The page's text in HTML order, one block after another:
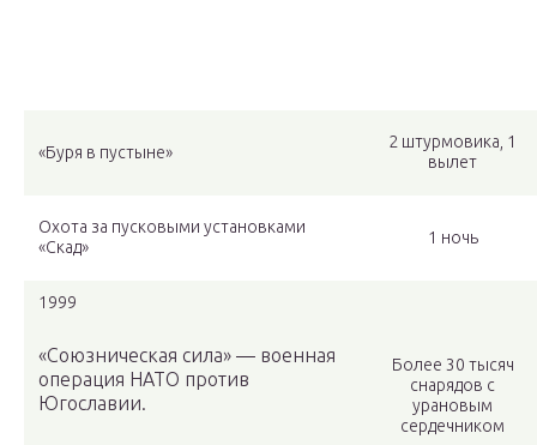
«Буря в пустыне»
2 штурмовика, 1
вылет
Охота за пусковыми установками
«Скад»
1 ночь
1999
«Союзническая сила» — военная
операция НАТО против
Югославии.
Более 30 тысяч
снарядов с
урановым
сердечником